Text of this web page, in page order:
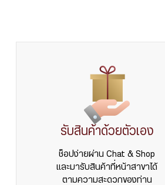
รับสินค้าด้วยตัวเอง
ช็อปง่ายผ่าน Chat & Shop
และมารับสินค้าที่หน้าสาขาได้
ตามความสะดวกของท่าน